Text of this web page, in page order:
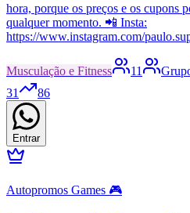
hora, porque os preços e os cupons
qualquer momento. 📲 Insta:
https://www.instagram.com/
Musculação e Fitness 11
31
86
Entrar
Autopromos Games 🎮